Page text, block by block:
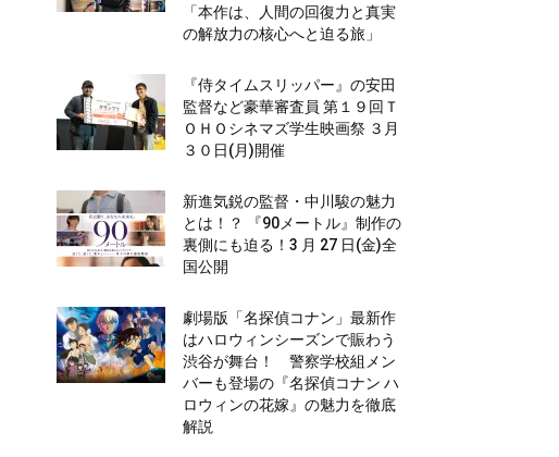
「本作は、人間の回復力と真実
の解放力の核心へと迫る旅」
『侍タイムスリッパー』の安田
監督など豪華審査員 第１９回Ｔ
ＯＨＯシネマズ学生映画祭 ３月
３０日(月)開催
新進気鋭の監督・中川駿の魅力
とは！？ 『90メートル』制作の
裏側にも迫る！3 月 27 日(金)全
国公開
劇場版「名探偵コナン」最新作
はハロウィンシーズンで賑わう
渋谷が舞台！ 警察学校組メン
バーも登場の『名探偵コナン ハ
ロウィンの花嫁』の魅力を徹底
解説